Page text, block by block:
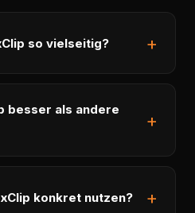
so vielseitig?
besser als andere
konkret nutzen?